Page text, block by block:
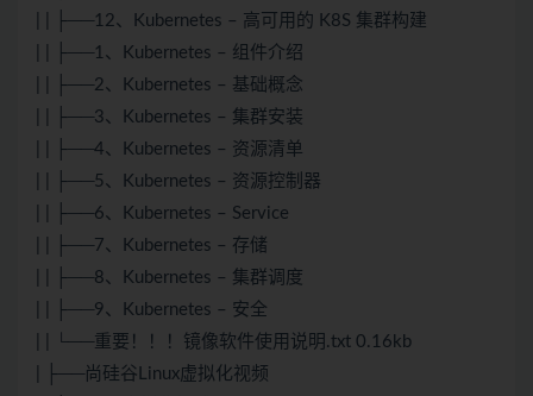
| | ├──12、Kubernetes – 高可用的 K8S 集群构建
| | ├──1、Kubernetes – 组件介绍
| | ├──2、Kubernetes – 基础概念
| | ├──3、Kubernetes – 集群安装
| | ├──4、Kubernetes – 资源清单
| | ├──5、Kubernetes – 资源控制器
| | ├──6、Kubernetes – Service
| | ├──7、Kubernetes – 存储
| | ├──8、Kubernetes – 集群调度
| | ├──9、Kubernetes – 安全
| | └──重要！！！镜像软件使用说明.txt 0.16kb
| ├──尚硅谷Linux虚拟化视频